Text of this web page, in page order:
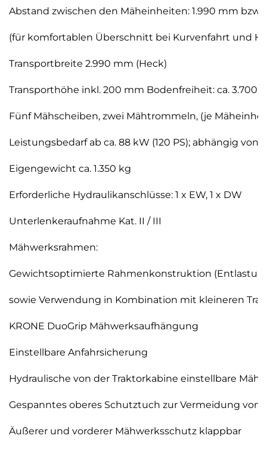
Abstand zwischen den Mäheinheiten: 1.990 mm bzw.
(für komfortablen Überschnitt bei Kurvenfahrt und
Transportbreite 2.990 mm (Heck)
Transporthöhe inkl. 200 mm Bodenfreiheit: ca. 3.700
Fünf Mähscheiben, zwei Mähtrommeln, (je
Leistungsbedarf ab ca. 88 kW (120 PS); abhängig
Eigengewicht ca. 1.350 kg
Erforderliche Hydraulikanschlüsse: 1 x EW, 1 x DW
Unterlenkeraufnahme Kat. II / III
Mähwerksrahmen:
Gewichtsoptimierte Rahmenkonstruktion
sowie Verwendung in Kombination mit kleineren
KRONE DuoGrip Mähwerksaufhängung
Einstellbare Anfahrsicherung
Hydraulische von der Traktorkabine einstellbare
Gespanntes oberes Schutztuch zur Vermeidung von
Äußerer und vorderer Mähwerksschutz klappbar